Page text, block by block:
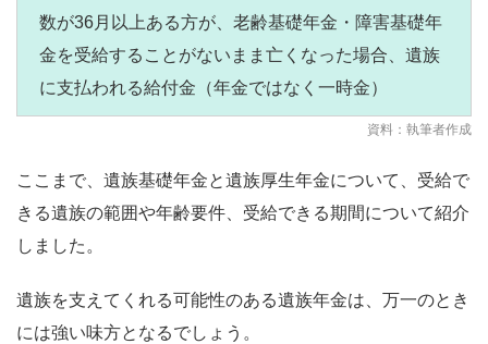
数が36月以上ある方が、老齢基礎年金・障害基礎年
金を受給することがないまま亡くなった場合、遺族
に支払われる給付金（年金ではなく一時金）
資料：執筆者作成
ここまで、遺族基礎年金と遺族厚生年金について、受給で
きる遺族の範囲や年齢要件、受給できる期間について紹介
しました。
遺族を支えてくれる可能性のある遺族年金は、万一のとき
には強い味方となるでしょう。